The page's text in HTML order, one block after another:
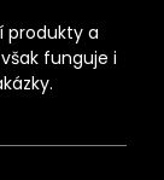
produkty a
funguje i